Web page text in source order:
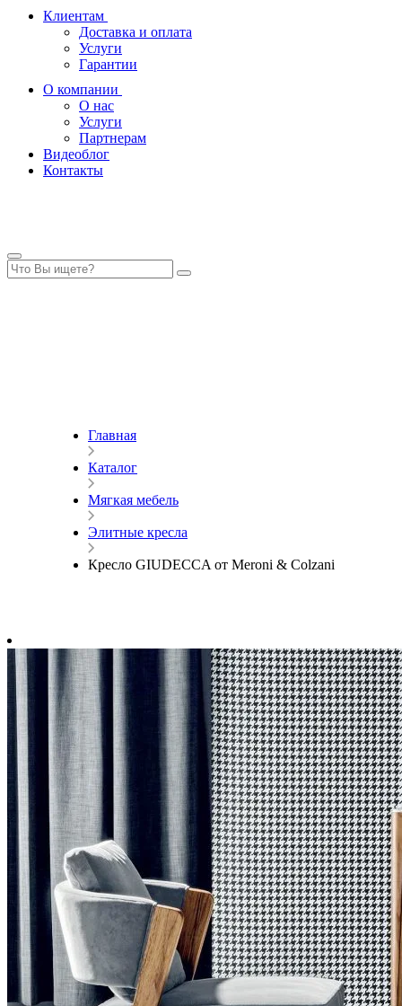
Клиентам
Доставка и оплата
Услуги
Гарантии
О компании
О нас
Услуги
Партнерам
Видеоблог
Контакты
Главная
Каталог
Мягкая мебель
Элитные кресла
Кресло GIUDECCA от Meroni & Colzani